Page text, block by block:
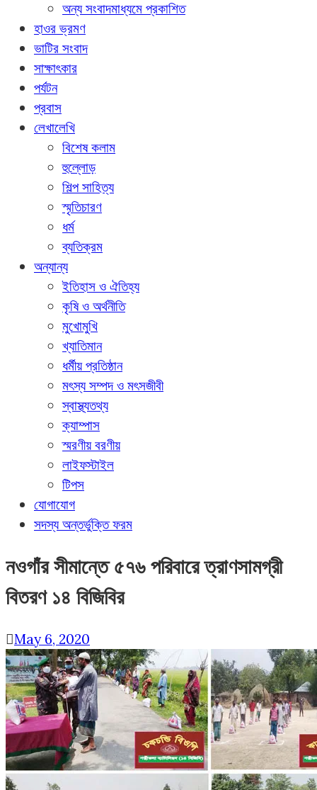
অন্য সংবাদমাধ্যমে প্রকাশিত
হাওর ভ্রমণ
ভাটির সংবাদ
সাক্ষাৎকার
পর্যটন
প্রবাস
লেখালেখি
বিশেষ কলাম
হুল্লোড়
শিল্প সাহিত্য
স্মৃতিচারণ
ধর্ম
ব্যতিক্রম
অন্যান্য
ইতিহাস ও ঐতিহ্য
কৃষি ও অর্থনীতি
মুখোমুখি
খ্যাতিমান
ধর্মীয় প্রতিষ্ঠান
মৎস্য সম্পদ ও মৎসজীবী
স্বাস্থ্যতথ্য
ক্যাম্পাস
স্মরণীয় বরণীয়
লাইফস্টাইল
টিপস
যোগাযোগ
সদস্য অন্তর্ভুক্তি ফরম
নওগাঁর সীমান্তে ৫৭৬ পরিবারে ত্রাণসামগ্রী
বিতরণ ১৪ বিজিবির
May 6, 2020